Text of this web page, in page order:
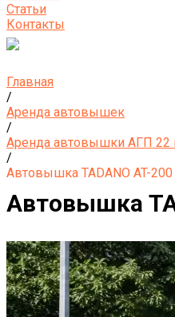
Статьи
Контакты
Главная
/
Аренда автовышек
/
Аренда автовышки АГП 22
/
Автовышка TADANO AT-200
Автовышка